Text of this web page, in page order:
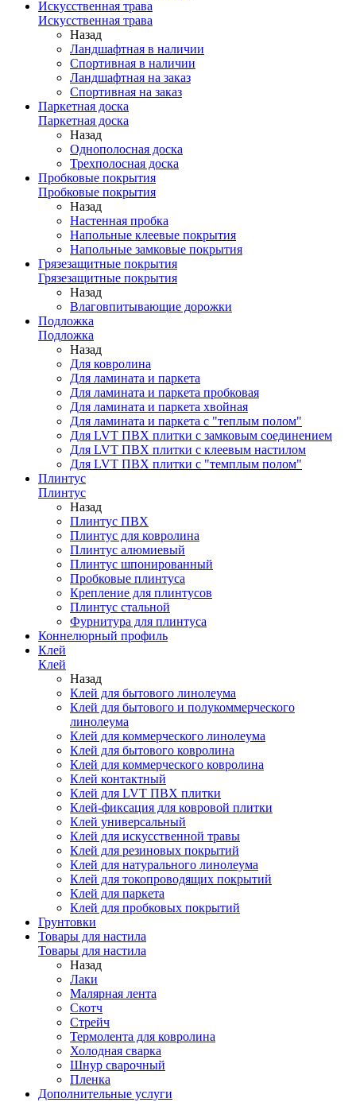
Искусственная трава
Искусственная трава
Назад
Ландшафтная в наличии
Спортивная в наличии
Ландшафтная на заказ
Спортивная на заказ
Паркетная доска
Паркетная доска
Назад
Однополосная доска
Трехполосная доска
Пробковые покрытия
Пробковые покрытия
Назад
Настенная пробка
Напольные клеевые покрытия
Напольные замковые покрытия
Грязезащитные покрытия
Грязезащитные покрытия
Назад
Влаговпитывающие дорожки
Подложка
Подложка
Назад
Для ковролина
Для ламината и паркета
Для ламината и паркета пробковая
Для ламината и паркета хвойная
Для ламината и паркета с "теплым полом"
Для LVT ПВХ плитки с замковым соединением
Для LVT ПВХ плитки с клеевым настилом
Для LVT ПВХ плитки с "темплым полом"
Плинтус
Плинтус
Назад
Плинтус ПВХ
Плинтус для ковролина
Плинтус алюмиевый
Плинтус шпонированный
Пробковые плинтуса
Крепление для плинтусов
Плинтус стальной
Фурнитура для плинтуса
Коннелюрный профиль
Клей
Клей
Назад
Клей для бытового линолеума
Клей для бытового и полукоммерческого
линолеума
Клей для коммерческого линолеума
Клей для бытового ковролина
Клей для коммерческого ковролина
Клей контактный
Клей для LVT ПВХ плитки
Клей-фиксация для ковровой плитки
Клей универсальный
Клей для искусственной травы
Клей для резиновых покрытий
Клей для натурального линолеума
Клей для токопроводящих покрытий
Клей для паркета
Клей для пробковых покрытий
Грунтовки
Товары для настила
Товары для настила
Назад
Лаки
Малярная лента
Скотч
Стрейч
Термолента для ковролина
Холодная сварка
Шнур сварочный
Пленка
Дополнительные услуги